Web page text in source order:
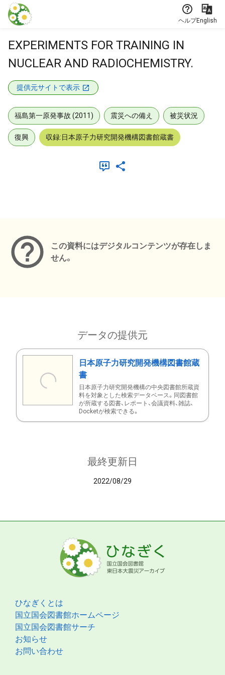
本文に飛ぶ
ヘルプEnglish
EXPERIMENTS FOR TRAINING IN
NUCLEAR AND RADIOCHEMISTRY.
提供元サイトで表示
福島第一原発事故 (2011) 震災への備え 被災状況
復興 収録:日本原子力研究開発機構図書館蔵書
この資料にはデジタルコンテンツが存在しま
せん。
データの提供元
日本原子力研究開発機構図書館蔵
書
日本原子力研究開発機構の中央図書館所蔵資
料を対象とした検索データベース。同図書館
が所蔵する図書、レポート、会議資料、雑誌、
Docketが検索できる。
最終更新日
2022/08/29
ひなぎくとは
国立国会図書館ホームページ
国立国会図書館サーチ
お知らせ
お問い合わせ